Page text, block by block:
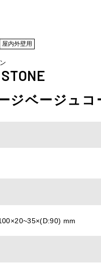
屋内外壁用
ジベージュコ
mm